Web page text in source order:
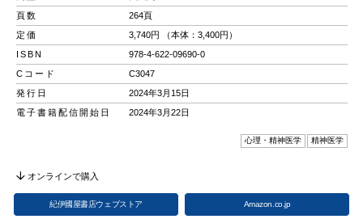
頁数
264頁
定価
3,740円 （本体：3,400円）
ISBN
978-4-622-09690-0
Cコード
C3047
発行日
2024年3月15日
電子書籍配信開始日
2024年3月22日
心理・精神医学 精神医学
オンラインで購入
紀伊國屋書店ウェブストア Amazon.co.jp